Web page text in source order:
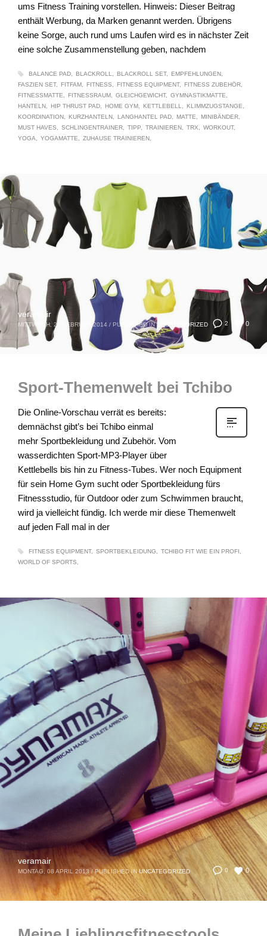
ums Fitness Training vorstellen. Hinweis: Dieser Beitrag
enthält Werbung, da Marken genannt werden. Übrigens
keine Sorge, auch rund ums Laufen wird es in nächster Zeit
eine solche Zusammenstellung geben, nachdem
BALANCE PAD BLACKROLL BLACKROLL SET
EMPFEHLUNGEN
FASZIEN SET
FITFAM FITNESS FITNESS EQUIPMENT
FITNESS ZUBEHÖR
FITNESSMATTE
FITNESSRAUM GLEICHGEWICHT
GYMNASTIKMATTE
HANTELN
HIP THRUST PAD HOME GYM KETTLEBELL
KLIMMZUGSTANGE
KOORDINATION
KURZHANTELN LANGHANTEL PAD MATTE
MINIBÄNDER
MUST HAVES
SCHLINGENTRAINER TIPP TRAINIEREN TRX
WORKOUT
YOGA
YOGAMATTE ZUHAUSE TRAINIEREN
2 0
veramair
MITTWOCH, 26 FEBRUAR 2014 / PUBLISHED IN UNCATEGORIZED
Sport-Themenwelt bei Tchibo
Die Online-Vorschau verrät es bereits:
demnächst gibt’s bei Tchibo einmal
mehr Sportbekleidung und Zubehör. Vom
wasserdichten Sport-MP3-Player über
Kettlebells bis hin zu Fitness-Tubes. Wer noch Equipment
für sein Home Gym sucht oder Sportbekleidung fürs
Fitnessstudio, für Outdoor oder zum Schwimmen braucht,
wird ja vielleicht fündig. Ich werde mir diese Themenwelt
auf jeden Fall mal in der
FITNESS EQUIPMENT SPORTBEKLEIDUNG
TCHIBO FIT WIE EIN PROFI
WORLD OF SPORTS
0 0
veramair
MONTAG, 08 APRIL 2013 / PUBLISHED IN UNCATEGORIZED